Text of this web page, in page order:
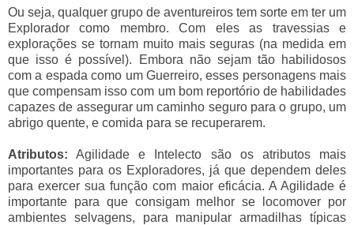
Ou seja, qualquer grupo de aventureiros tem sorte em ter um
Explorador como membro. Com eles as travessias e
explorações se tornam muito mais seguras (na medida em
que isso é possível). Embora não sejam tão habilidosos
com a espada como um Guerreiro, esses personagens mais
que compensam isso com um bom reportório de habilidades
capazes de assegurar um caminho seguro para o grupo, um
abrigo quente, e comida para se recuperarem.
Atributos: Agilidade e Intelecto são os atributos mais
importantes para os Exploradores, já que dependem deles
para exercer sua função com maior eficácia. A Agilidade é
importante para que consigam melhor se locomover por
ambientes selvagens, para manipular armadilhas típicas